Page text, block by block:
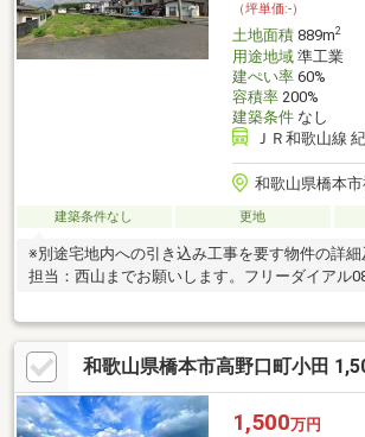
（坪単価:-）
土地面積889m2
用途地域準工業
建ぺい率60%
容積率200%
建築条件なし
ＪＲ和歌山線
和歌山県橋本市
建築条件なし 更地
※別途宅地内への引き込み工事を要す物件の詳
担当：西山までお願いします。フリーダイアル
和歌山県橋本市高野口町小田
1,500万円